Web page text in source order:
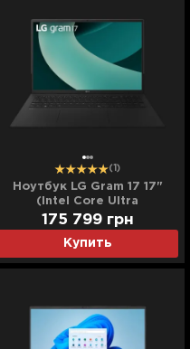
(1)
Ноутбук LG Gram 17 17"
(Intel Core Ultra
7/32GB/8TB (SSD)/Intel
Arc) (17Z90TL-H.AUB6U33)
(Standard)
Купить
175 799 грн